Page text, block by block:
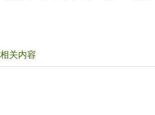
相关内容